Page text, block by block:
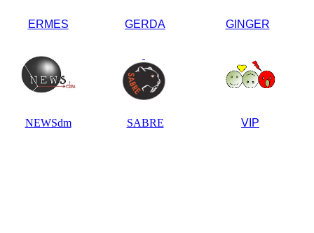
ERMES GERDA GINGER
NEWSdm SABRE VIP